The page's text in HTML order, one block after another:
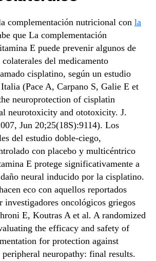
complementación nutricional con la
que La complementación
E puede prevenir algunos de
del medicamento
cisplatino, según un estudio
(Pace A, Carpano S, Galie E et
neuroprotection of cisplatin
neurotoxicity and ototoxicity. J.
Jun 20;25(18S):9114). Los
del estudio doble-ciego,
con placebo y multicéntrico
E protege significativamente a
neural inducido por la cisplatino.
eco con aquellos reportados
investigadores oncológicos griegos
E, Koutras A et al. A randomized
the efficacy and safety of
for protection against
neuropathy: final results.